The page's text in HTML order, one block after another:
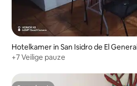
Hotelkamer in San Isidro de El General
+7 Veilige pauze